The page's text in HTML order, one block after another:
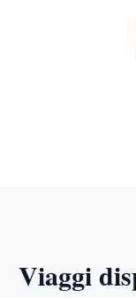
Viaggi